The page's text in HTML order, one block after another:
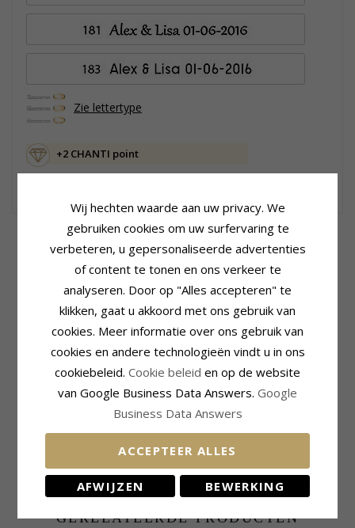
Zie lettertype
+2 CHANTI point
Productinformatie
Vorm:3,5 mm
Herenring
9
Goud
Oppervlak:Glanzend
Breedte: 3,5 mm
Dikte:1,4 mm
Gewicht:3,2 G
Circa 5 Weken
Productinformatie
Damesring
Karaat:9
Edelmetaal:Goud
Oppervlak: Glanzend
Levertijd:Circa 5 Weken
GERELATEERDE PRODUCTEN
Wij hechten waarde aan uw privacy. We
gebruiken cookies om uw surfervaring te
verbeteren, u gepersonaliseerde advertenties
of content te tonen en ons verkeer te
analyseren. Door op "Alles accepteren" te
klikken, gaat u akkoord met ons gebruik van
cookies. Meer informatie over ons gebruik van
cookies en andere technologieën vindt u in ons
cookiebeleid. Cookie beleid en op de website
van Google Business Data Answers. Google
Business Data Answers
ACCEPTEER ALLES
AFWIJZEN BEWERKING